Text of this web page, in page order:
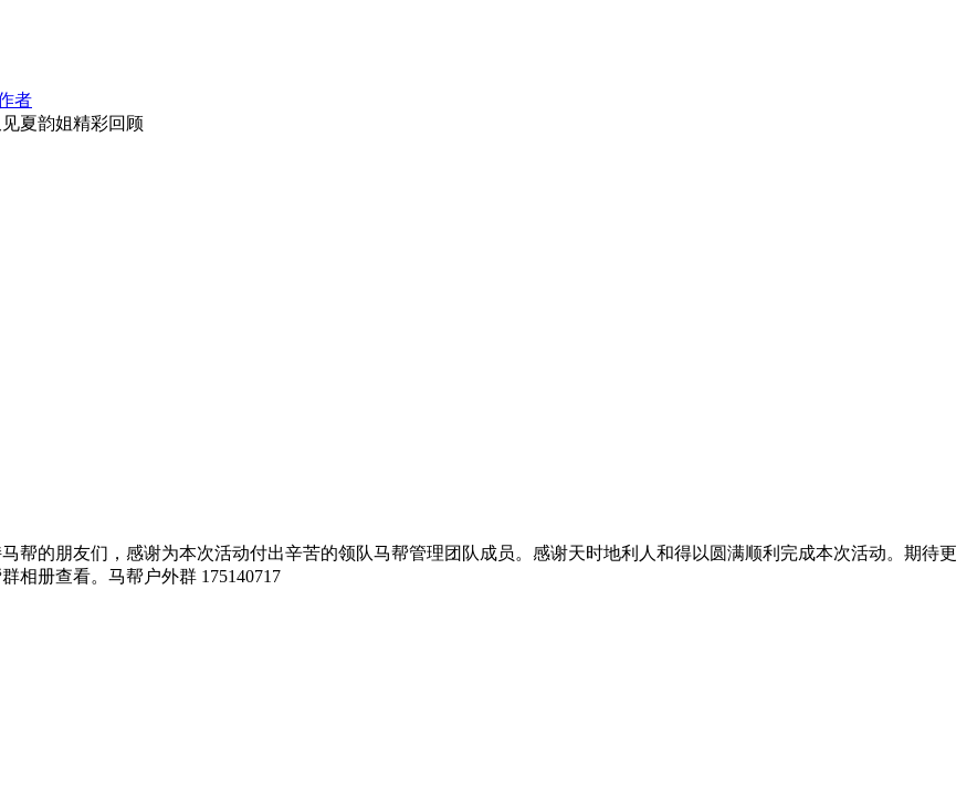
者
夏韵姐精彩回顾
帮的朋友们，感谢为本次活动付出辛苦的领队马帮管理团队成员。感谢天时地利人和得以圆满顺利完成本次活动。期待更
相册查看。马帮户外群 175140717